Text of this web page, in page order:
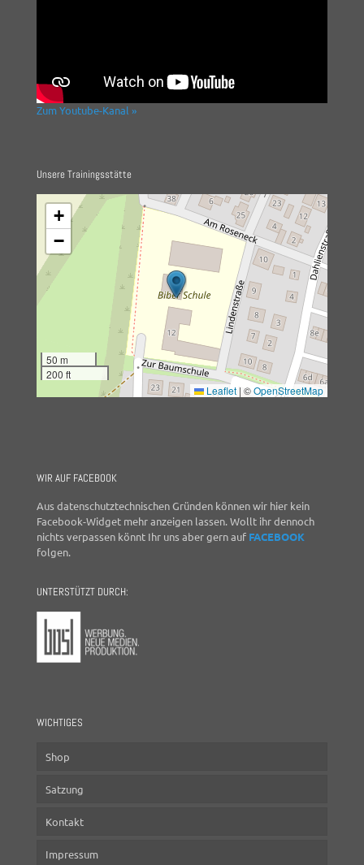
Zum Youtube-Kanal »
Unsere Trainingsstätte
+
−
50 m
200 ft
Leaflet | ©OpenStreetMap
WIR AUF FACEBOOK
Aus datenschutztechnischen Gründen können wir hier kein
Facebook-Widget mehr anzeigen lassen. Wollt ihr dennoch
nichts verpassen könnt Ihr uns aber gern auf FACEBOOK
folgen.
UNTERSTÜTZT DURCH:
WICHTIGES
Shop
Satzung
Kontakt
Impressum